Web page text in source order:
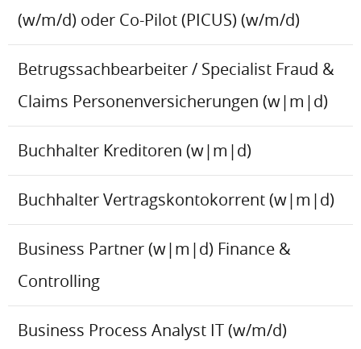
(w/m/d) oder Co-Pilot (PICUS) (w/m/d)
Betrugssachbearbeiter / Specialist Fraud &
Claims Personenversicherungen (w|m|d)
Buchhalter Kreditoren (w|m|d)
Buchhalter Vertragskontokorrent (w|m|d)
Business Partner (w|m|d) Finance &
Controlling
Business Process Analyst IT (w/m/d)